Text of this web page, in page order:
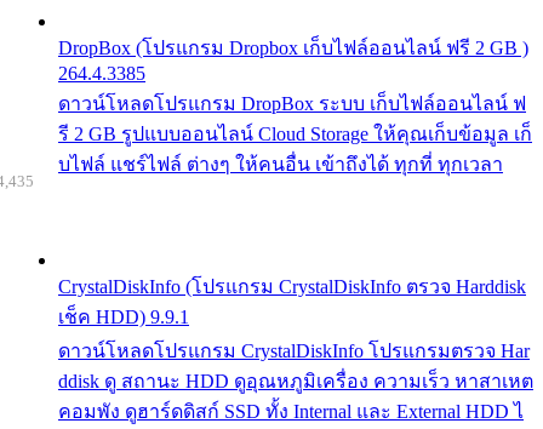
DropBox (โปรแกรม Dropbox เก็บไฟล์ออนไลน์ ฟรี 2 GB )
264.4.3385
ดาวน์โหลดโปรแกรม DropBox ระบบ เก็บไฟล์ออนไลน์ ฟ
รี 2 GB รูปแบบออนไลน์ Cloud Storage ให้คุณเก็บข้อมูล เก็
บไฟล์ แชร์ไฟล์ ต่างๆ ให้คนอื่น เข้าถึงได้ ทุกที่ ทุกเวลา
CrystalDiskInfo (โปรแกรม CrystalDiskInfo ตรวจ Harddisk
เช็ค HDD) 9.9.1
ดาวน์โหลดโปรแกรม CrystalDiskInfo โปรแกรมตรวจ Har
ddisk ดู สถานะ HDD ดูอุณหภูมิเครื่อง ความเร็ว หาสาเหต
คอมพัง ดูฮาร์ดดิสก์ SSD ทั้ง Internal และ External HDD ไ